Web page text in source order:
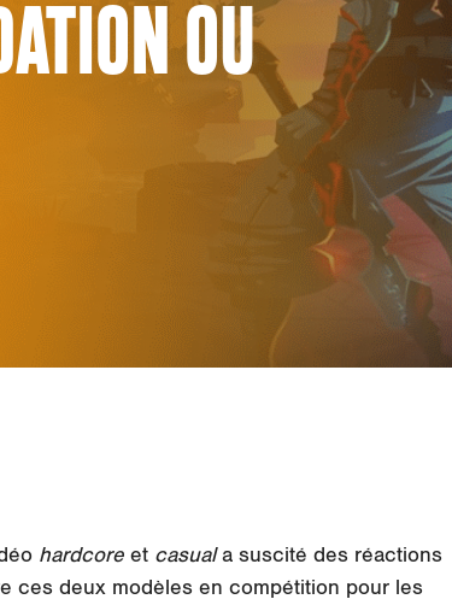
OU
hardcore et casuala suscité des réactions
ces deux modèles en compétition pour les